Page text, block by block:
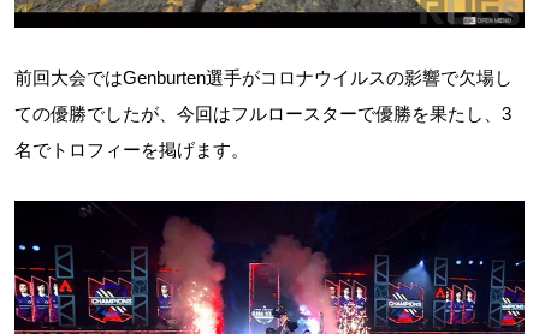
前回大会ではGenburten選手がコロナウイルスの影響で欠場し
ての優勝でしたが、今回はフルロースターで優勝を果たし、3
名でトロフィーを掲げます。